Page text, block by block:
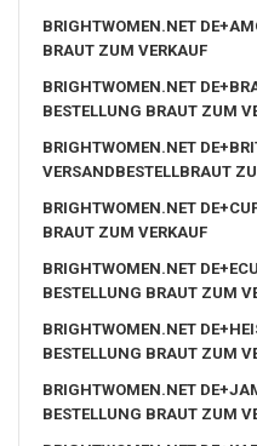
BRIGHTWOMEN.NET
BRAUT ZUM VERKAUF
BRIGHTWOMEN.NET
BESTELLUNG BRAUT ZUM
BRIGHTWOMEN.NET
VERSANDBESTELLBRAUT
BRIGHTWOMEN.NET
BRAUT ZUM VERKAUF
BRIGHTWOMEN.NET
BESTELLUNG BRAUT ZUM
BRIGHTWOMEN.NET
BESTELLUNG BRAUT ZUM
BRIGHTWOMEN.NET
BESTELLUNG BRAUT ZUM